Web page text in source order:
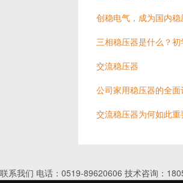
创稳电气，成为国内
三相稳压器是什么？初
交流稳压器
公司家用稳压器的全面
交流稳压器为何如此
联系我们 电话：0519-89620606 技术咨询：